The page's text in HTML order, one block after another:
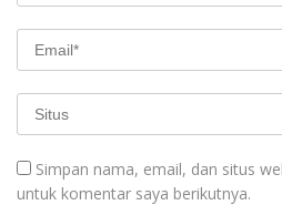
Simpan nama, email, dan situs
untuk komentar saya berikutnya.